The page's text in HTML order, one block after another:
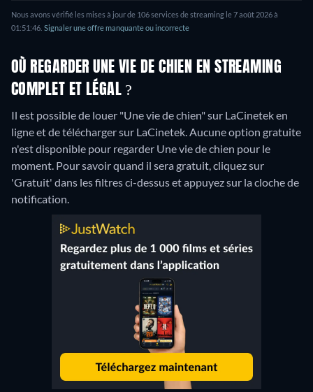
Nous avons vérifié les mises à jour de 106 services de streaming le 7 août 2026 à
01:51:46. Signaler une offre manquante ou incorrecte
OÙ REGARDER UNE VIE DE CHIEN EN STREAMING
COMPLET ET LÉGAL ?
Il est possible de louer "Une vie de chien" sur LaCinetek en
ligne et de télécharger sur LaCinetek.Aucune option gratuite
n'est disponible pour regarder Une vie de chien pour le
moment. Pour savoir quand il sera gratuit, cliquez sur
'Gratuit' dans les filtres ci-dessus et appuyez sur la cloche de
notification.